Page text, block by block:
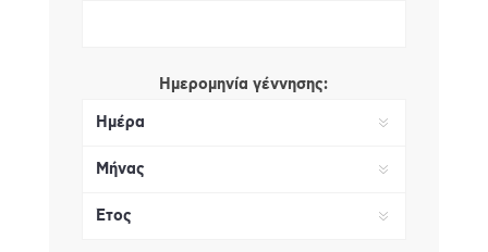
Ημερομηνία γέννησης: